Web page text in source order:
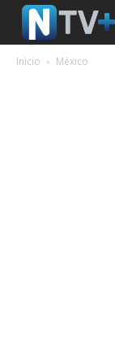
Inicio México